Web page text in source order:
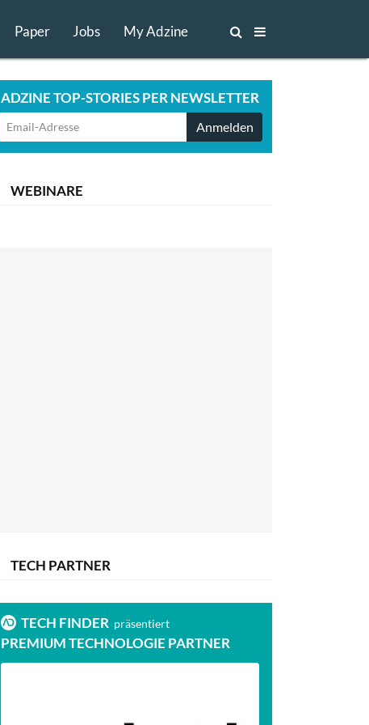
Paper Jobs My Adzine
ADZINE TOP-STORIES PER NEWSLETTER
Anmelden
WEBINARE
TECH PARTNER
TECH FINDER präsentiert
PREMIUM TECHNOLOGIE PARTNER